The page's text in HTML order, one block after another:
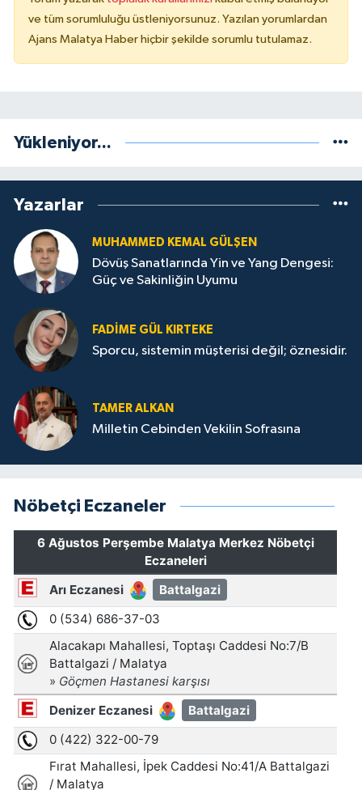
ve tüm sorumluluğu üstleniyorsunuz. Yazılan yorumlardan
Ajans Malatya Haber hiçbir şekilde sorumlu tutulamaz.
Yükleniyor...
Yazarlar
MUHAMMED KEMAL GÜLŞEN
Dövüş Sanatlarında Yin ve Yang Dengesi:
Güç ve Sakinliğin Uyumu
FADIME GÜL KIRTEKE
Sporcu, sistemin müşterisi değil; öznesidir.
TAMER ALKAN
Milletin Cebinden Vekilin Sofrasına
Nöbetçi Eczaneler